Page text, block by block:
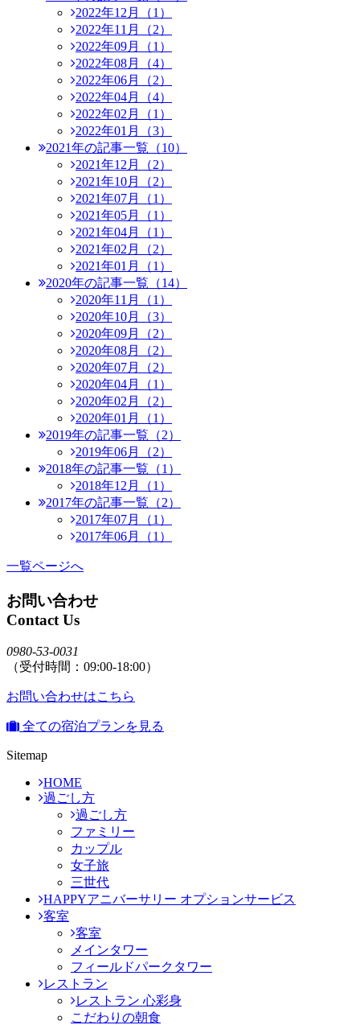
2022年12月（1）
2022年11月（2）
2022年09月（1）
2022年08月（4）
2022年06月（2）
2022年04月（4）
2022年02月（1）
2022年01月（3）
2021年の記事一覧（10）
2021年12月（2）
2021年10月（2）
2021年07月（1）
2021年05月（1）
2021年04月（1）
2021年02月（2）
2021年01月（1）
2020年の記事一覧（14）
2020年11月（1）
2020年10月（3）
2020年09月（2）
2020年08月（2）
2020年07月（2）
2020年04月（1）
2020年02月（2）
2020年01月（1）
2019年の記事一覧（2）
2019年06月（2）
2018年の記事一覧（1）
2018年12月（1）
2017年の記事一覧（2）
2017年07月（1）
2017年06月（1）
一覧ページへ
お問い合わせ
Contact Us
0980-53-0031
（受付時間：09:00-18:00）
お問い合わせはこちら
全ての宿泊プランを見る
Sitemap
HOME
過ごし方
過ごし方
ファミリー
カップル
女子旅
三世代
HAPPYアニバーサリー オプションサービス
客室
客室
メインタワー
フィールドパークタワー
レストラン
レストラン 心彩身
こだわりの朝食